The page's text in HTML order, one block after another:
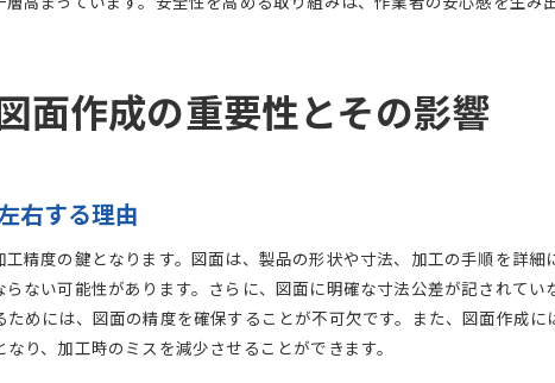
面作成の重要性とその影響
右する理由
精度の鍵となります。図面は、製品の形状や寸法、加工の手順を詳
ない可能性があります。さらに、図面に明確な寸法公差が記されて
めには、図面の精度を確保することが不可欠です。また、図面作成
り、加工時のミスを減少させることができます。